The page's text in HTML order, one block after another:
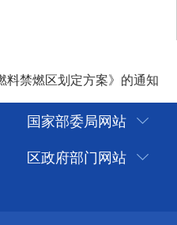
料禁燃区划定方案》的通知
国家部委局网站
区政府部门网站